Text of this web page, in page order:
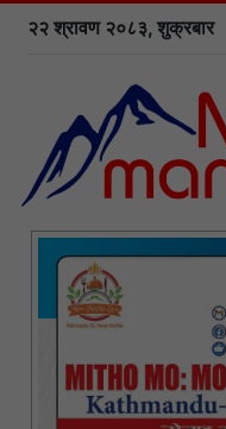
२२ श्रावण २०८३, शुक्रबार